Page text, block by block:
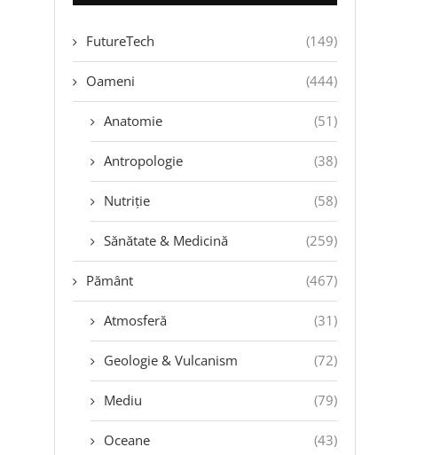
FutureTech (149)
Oameni (444)
Anatomie (51)
Antropologie (38)
Nutriție (58)
Sănătate & Medicină (259)
Pământ (467)
Atmosferă (31)
Geologie & Vulcanism (72)
Mediu (79)
Oceane (43)